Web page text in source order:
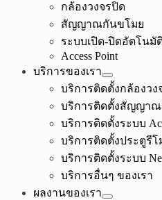
กล้องวงจรปิด
สัญญาณกันขโมย
ระบบเปิด-ปิดอัตโนมั
Access Point
บริการของเรา
บริการติดตั้งกล้องวง
บริการติดตั้งสัญญา
บริการติดตั้งระบบ
บริการติดตั้งประตูรีโ
บริการติดตั้งระบบ
บริการอื่นๆ ของเรา
ผลงานของเรา